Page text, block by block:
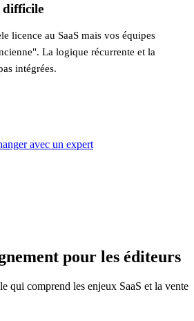
difficile
licence au SaaS mais vos équipes
La logique récurrente et la
intégrées.
avec un expert
pour les éditeurs
qui comprend les enjeux SaaS et la vente